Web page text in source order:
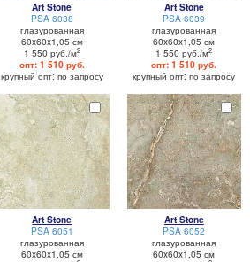
Art Stone
PSA 6038
глазурованная
60x60x1,05 см
1 550 руб./м2
опт: 1 510 руб.
крупный опт: по запросу
Art Stone
PSA 6039
глазурованная
60x60x1,05 см
1 550 руб./м2
опт: 1 510 руб.
крупный опт: по запросу
Art Stone
PSA 6051
глазурованная
60x60x1,05 см
Art Stone
PSA 6052
глазурованная
60x60x1,05 см